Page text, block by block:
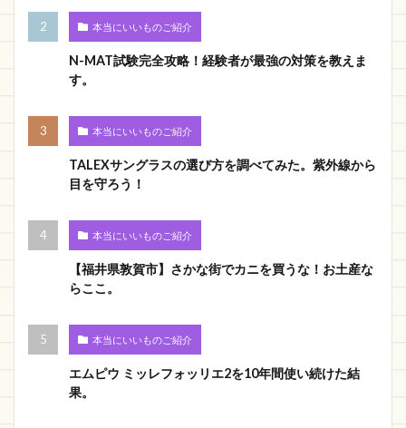
本当にいいものご紹介
N-MAT試験完全攻略！経験者が最強の対策を教えま
す。
本当にいいものご紹介
TALEXサングラスの選び方を調べてみた。紫外線から
目を守ろう！
本当にいいものご紹介
【福井県敦賀市】さかな街でカニを買うな！お土産な
らここ。
本当にいいものご紹介
エムピウ ミッレフォッリエ2を10年間使い続けた結
果。